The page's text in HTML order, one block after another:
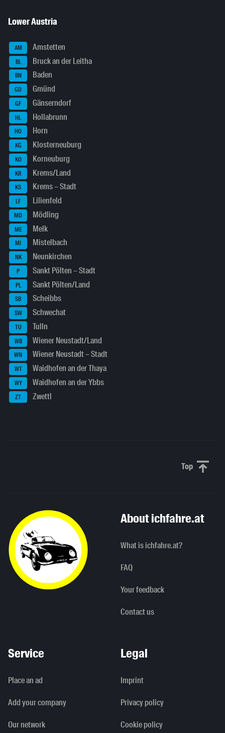
Lower Austria
AM Amstetten
BL Bruck an der Leitha
BN Baden
GD Gmünd
GF Gänserndorf
HL Hollabrunn
HO Horn
KG Klosterneuburg
KO Korneuburg
KR Krems/Land
KS Krems – Stadt
LF Lilienfeld
MD Mödling
ME Melk
MI Mistelbach
NK Neunkirchen
P Sankt Pölten – Stadt
PL Sankt Pölten/Land
SB Scheibbs
SW Schwechat
TU Tulln
WB Wiener Neustadt/Land
WN Wiener Neustadt – Stadt
WT Waidhofen an der Thaya
WY Waidhofen an der Ybbs
ZT Zwettl
Top Scroll
About ichfahre.at
What is ichfahre.at?
FAQ
Your feedback
Contact us
Service
Place an ad
Add your company
Our network
Legal
Imprint
Privacy policy
Cookie policy